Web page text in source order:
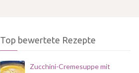
Top bewertete Rezepte
Zucchini-Cremesuppe mit